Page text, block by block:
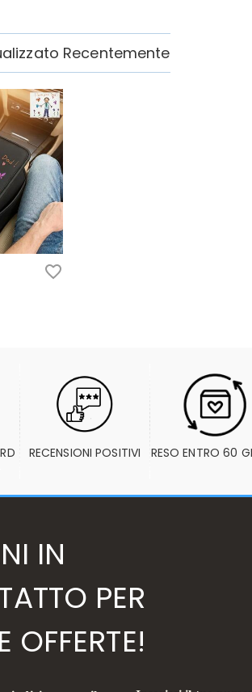
Recentemente
RECENSIONI POSITIVI RESO ENTRO 60
IN
PER
OFFERTE!